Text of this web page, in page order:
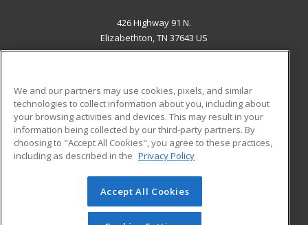
426 Highway 91 N.
Elizabethton, TN 37643 US
ADDITIONAL RESOURCES
Military
Financial Assistance
Help
Student Blog
© 2026 ed2go, a division of Cengage Learning. All rights
reserved. The material on this site cannot be reproduced or
We and our partners may use cookies, pixels, and similar
technologies to collect information about you, including about
your browsing activities and devices. This may result in your
information being collected by our third-party partners. By
choosing to "Accept All Cookies", you agree to these practices,
including as described in the Privacy Policy
Accept All Cookies